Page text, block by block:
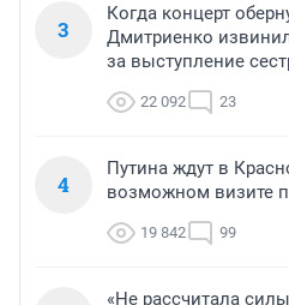
3
Когда концерт
Дмитриенко
за выступление
22 092 23
4
Путина ждут в
возможном визите
19 842 99
«Не рассчитала